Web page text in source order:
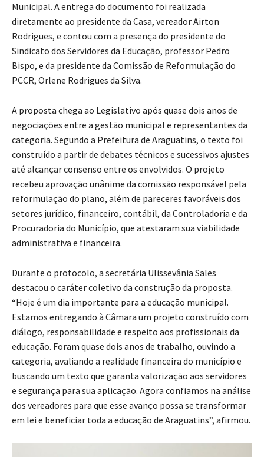
Municipal. A entrega do documento foi realizada
diretamente ao presidente da Casa, vereador Airton
Rodrigues, e contou com a presença do presidente do
Sindicato dos Servidores da Educação, professor Pedro
Bispo, e da presidente da Comissão de Reformulação do
PCCR, Orlene Rodrigues da Silva.
A proposta chega ao Legislativo após quase dois anos de
negociações entre a gestão municipal e representantes da
categoria. Segundo a Prefeitura de Araguatins, o texto foi
construído a partir de debates técnicos e sucessivos ajustes
até alcançar consenso entre os envolvidos. O projeto
recebeu aprovação unânime da comissão responsável pela
reformulação do plano, além de pareceres favoráveis dos
setores jurídico, financeiro, contábil, da Controladoria e da
Procuradoria do Município, que atestaram sua viabilidade
administrativa e financeira.
Durante o protocolo, a secretária Ulissevânia Sales
destacou o caráter coletivo da construção da proposta.
“Hoje é um dia importante para a educação municipal.
Estamos entregando à Câmara um projeto construído com
diálogo, responsabilidade e respeito aos profissionais da
educação. Foram quase dois anos de trabalho, ouvindo a
categoria, avaliando a realidade financeira do município e
buscando um texto que garanta valorização aos servidores
e segurança para sua aplicação. Agora confiamos na análise
dos vereadores para que esse avanço possa se transformar
em lei e beneficiar toda a educação de Araguatins”, afirmou.